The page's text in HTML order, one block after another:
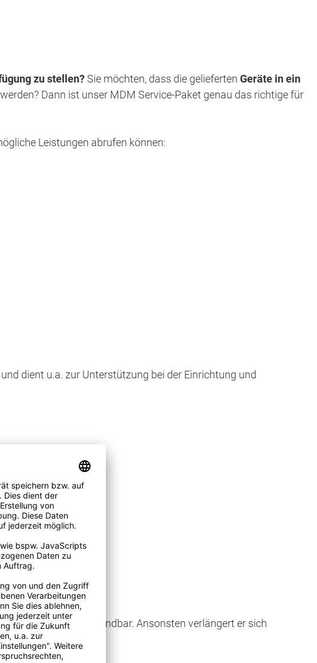
zu stellen?Sie möchten, dass die gelieferten Geräte in ein
werden? Dann ist unser MDM Service-Paket genau das richtige für
Leistungen abrufen können:
dient u.a. zur Unterstützung bei der Einrichtung und
berechnet.
Stunden
schriftlich kündbar. Ansonsten verlängert er sich
bleibt unberührt.